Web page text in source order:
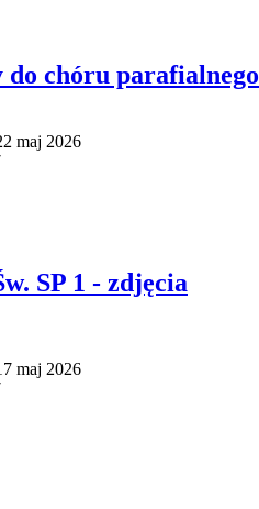
do chóru parafialnego
maj 2026
SP 1 - zdjęcia
maj 2026